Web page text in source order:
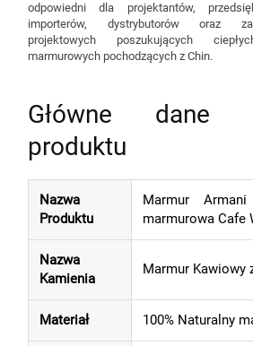
odpowiedni dla projektantów,
importerów, dystrybutorów oraz
projektowych poszukujących
marmurowych pochodzących z Chin.
Główne dane
produktu
Nazwa
Produktu
Marmur
marmurowa Cafe
Nazwa
Kamienia
Marmur Kawiowy
Materiał 100% Naturalny